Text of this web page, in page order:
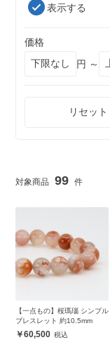
表示する
価格
円 ～
リセット
99
【一点もの】桜瑪瑙 シンプル
ブレスレット 約10.5mm
60,500